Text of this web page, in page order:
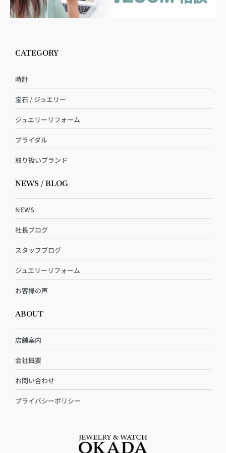
CATEGORY
時計
宝石 / ジュエリー
ジュエリーリフォーム
ブライダル
取り扱いブランド
NEWS / BLOG
NEWS
社長ブログ
スタッフブログ
ジュエリーリフォーム
お客様の声
ABOUT
店舗案内
会社概要
お問い合わせ
プライバシーポリシー